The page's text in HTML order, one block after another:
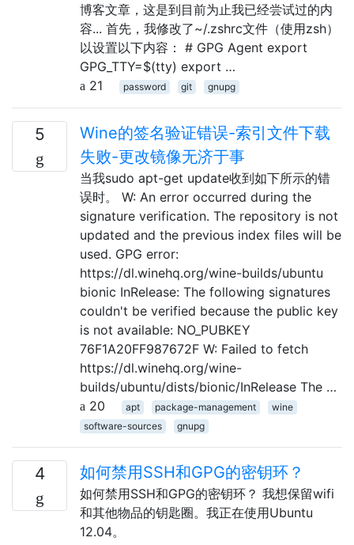
博客文章，这是到目前为止我已经尝试过的内
容... 首先，我修改了~/.zshrc文件（使用zsh）
以设置以下内容： # GPG Agent export
GPG_TTY=$(tty) export …
21
password git gnupg
5
Wine的签名验证错误-索引文件下载
失败-更改镜像无济于事
当我sudo apt-get update收到如下所示的错
误时。 W: An error occurred during the
signature verification. The repository is not
updated and the previous index files will be
used. GPG error:
https://dl.winehq.org/wine-builds/ubuntu
bionic InRelease: The following signatures
couldn't be verified because the public key
is not available: NO_PUBKEY
76F1A20FF987672F W: Failed to fetch
https://dl.winehq.org/wine-
builds/ubuntu/dists/bionic/InRelease The …
20
apt package-management
wine
software-sources
gnupg
4 如何禁用SSH和GPG的密钥环？
如何禁用SSH和GPG的密钥环？ 我想保留wifi
和其他物品的钥匙圈。我正在使用Ubuntu
12.04。